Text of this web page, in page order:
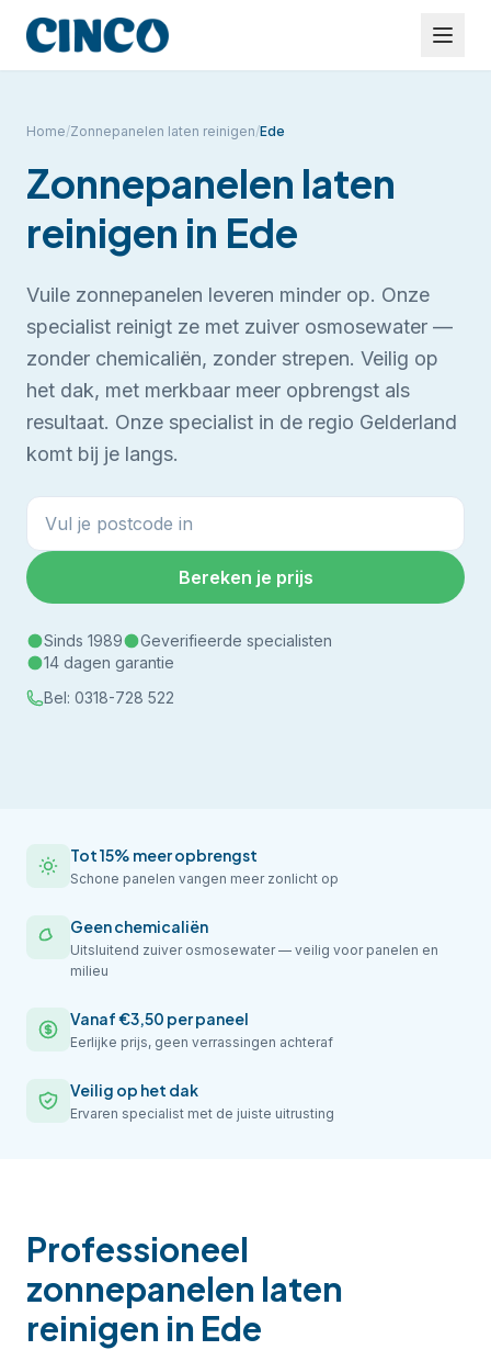
Home/Zonnepanelen laten reinigen/Ede
Zonnepanelen laten
reinigen in Ede
Vuile zonnepanelen leveren minder op. Onze
specialist reinigt ze met zuiver osmosewater —
zonder chemicaliën, zonder strepen. Veilig op
het dak, met merkbaar meer opbrengst als
resultaat. Onze specialist in de regio Gelderland
komt bij je langs.
Bereken je prijs
Sinds 1989
Geverifieerde specialisten
14 dagen garantie
Bel: 0318-728 522
Tot 15% meer opbrengst
Schone panelen vangen meer zonlicht op
Geen chemicaliën
Uitsluitend zuiver osmosewater — veilig voor panelen en
milieu
Vanaf €3,50 per paneel
Eerlijke prijs, geen verrassingen achteraf
Veilig op het dak
Ervaren specialist met de juiste uitrusting
Professioneel
zonnepanelen laten
reinigen in Ede